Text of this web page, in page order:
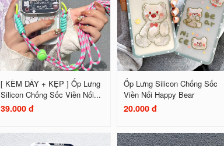
[ KÈM DÂY + KẸP ] Ốp Lưng
Silicon Chống Sốc Viền Nổi...
39.000 đ
Ốp Lưng Silicon Chống Sốc
Viền Nổi Happy Bear
20.000 đ